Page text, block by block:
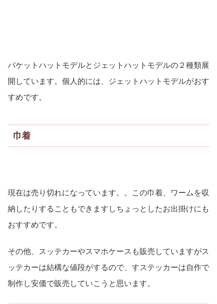
バケットハットモデルとジェットハットモデルの２種類展
開しています。個人的には、ジェットハットモデルがおす
すめです。
巾着
現在は売り切れになっています。。この巾着、ワームを収
納したりすることもできますしちょっとしたお出掛けにも
おすすめです。
その他、スッテカーやスマホケースも販売していますがス
ッテカーは結構な値段がするので、すステッカーは自作で
制作し安価で販売していこうと思います。